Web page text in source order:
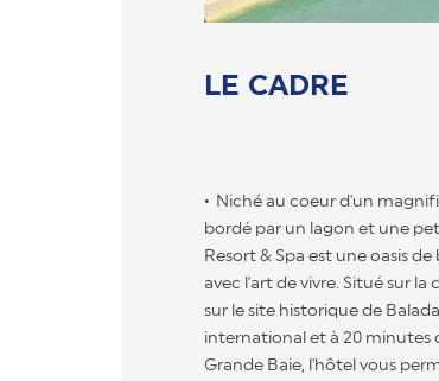
LE CADRE
Niché au coeur d'un
bordé par un lagon et une
Resort & Spa est une oasis
avec l'art de vivre. Situé sur
sur le site historique de
international et à 20 minutes
Grande Baie, l'hôtel vous